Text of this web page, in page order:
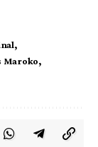
Maroko